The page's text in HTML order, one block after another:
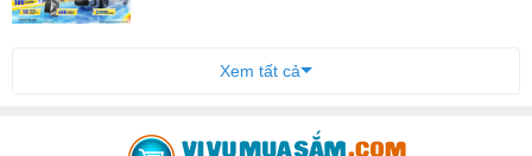
Xem tất cả